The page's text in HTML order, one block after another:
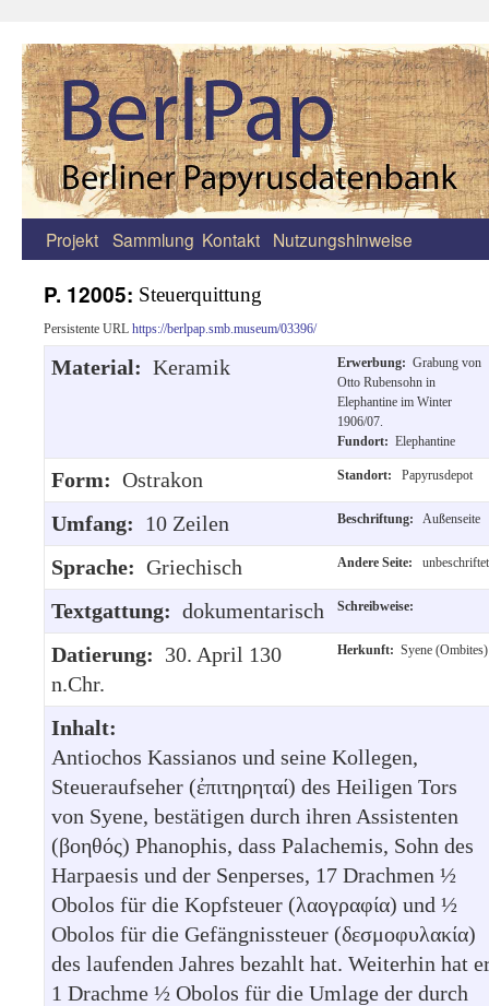
Zum
springen
Projekt Sammlung Kontakt Nutzungshinweise
P. 12005: Steuerquittung
Persistente URL https://berlpap.smb.museum/03396/
Material: Keramik Erwerbung: Grabung von
Otto Rubensohn in
Elephantine im Winter
1906/07.
Fundort: Elephantine
Form: Ostrakon Standort: Papyrusdepot
Umfang: 10 Zeilen Beschriftung: Außenseite
Sprache: Griechisch Andere Seite: unbeschriftet
Textgattung: dokumentarisch Schreibweise:
Datierung: 30. April 130
n.Chr.
Herkunft: Syene (Ombites)
Inhalt:
Antiochos Kassianos und seine Kollegen,
Steueraufseher (ἐπιτηρηταί) des Heiligen Tors
von Syene, bestätigen durch ihren Assistenten
(βοηθός) Phanophis, dass Palachemis, Sohn des
Harpaesis und der Senperses, 17 Drachmen ½
Obolos für die Kopfsteuer (λαογραφία) und ½
Obolos für die Gefängnissteuer (δεσμοφυλακία)
des laufenden Jahres bezahlt hat. Weiterhin hat
1 Drachme ½ Obolos für die Umlage der durch